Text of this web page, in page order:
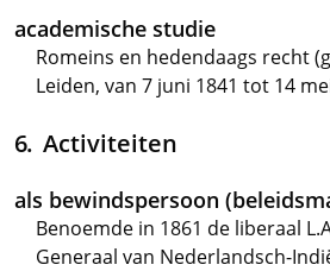
academische studie
Romeins en hedendaags recht
Leiden, van 7 juni 1841 tot 14
Activiteiten
als bewindspersoon
Benoemde in 1861 de liberaal
Generaal van Nederlandsch-